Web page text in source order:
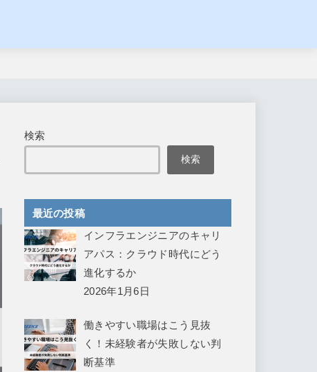
検索
検索
最近の投稿
インフラエンジニアのキャリ
アパス：クラウド時代にどう
進化するか
2026年1月6日
働きやすい職場はこう見抜
く！未経験者が失敗しない判
断基準